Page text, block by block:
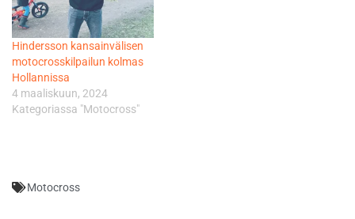
Hindersson kansainvälisen
motocrosskilpailun kolmas
Hollannissa
4 maaliskuun, 2024
Kategoriassa "Motocross"
Motocross